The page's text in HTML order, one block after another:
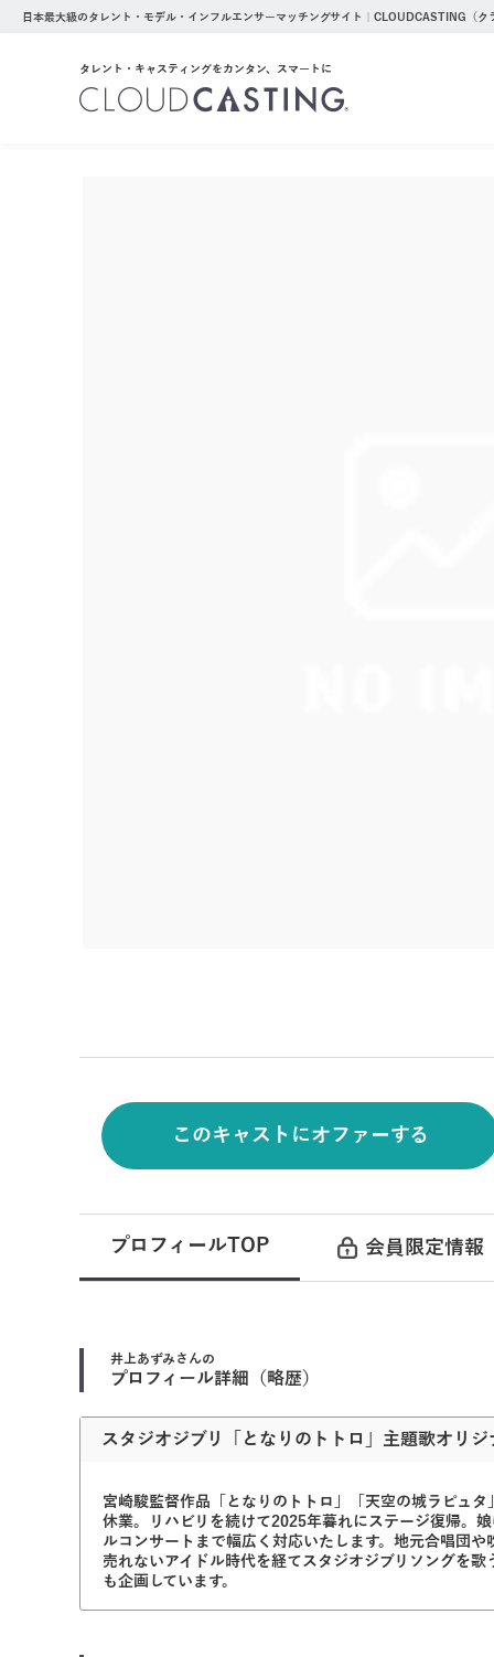
日本最大級のタレント・モデル・インフルエンサーマッチングサイト｜CLOUDCASTING（ク
タレント・キャスティングをカンタン、スマートに
このキャストにオファーする
プロフィールTOP 会員限定情報
井上あずみさんの
プロフィール詳細（略歴）
スタジオジブリ「となりのトトロ」主題歌オリジ
宮崎駿監督作品「となりのトトロ」「天空の城ラピュ
休業。リハビリを続けて2025年暮れにステージ復帰。
ルコンサートまで幅広く対応いたします。地元合唱団
売れないアイドル時代を経てスタジオジブリソングを
も企画しています。